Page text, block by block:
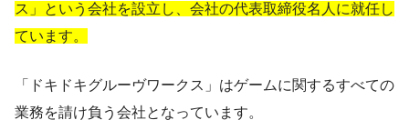
ス」という会社を設立し、会社の代表取締役名人に就任し
ています。
「ドキドキグルーヴワークス」はゲームに関するすべての
業務を請け負う会社となっています。